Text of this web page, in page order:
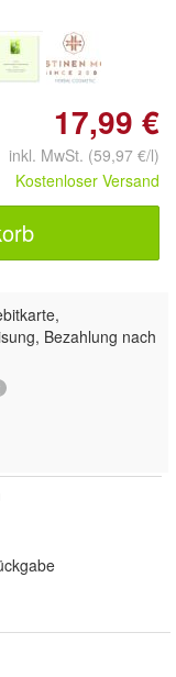
17,99 €
inkl. MwSt. (59,97 €/l)
Kostenloser Versand
Bezahlung nach